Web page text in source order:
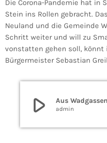
Die Corona-Pandemie hat in
Stein ins Rollen gebracht.
Neuland und die Gemeinde
Schritt weiter und will zu
vonstatten gehen soll,
Bürgermeister Sebastian
play_arrow Aus
admin